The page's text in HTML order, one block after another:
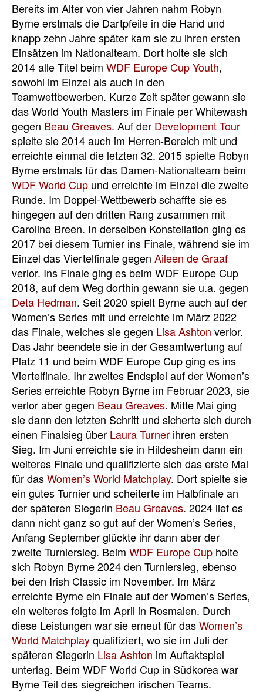
Bereits im Alter von vier Jahren nahm Robyn
Byrne erstmals die Dartpfeile in die Hand und
knapp zehn Jahre später kam sie zu ihren ersten
Einsätzen im Nationalteam. Dort holte sie sich
2014 alle Titel beim WDF Europe Cup Youth,
sowohl im Einzel als auch in den
Teamwettbewerben. Kurze Zeit später gewann sie
das World Youth Masters im Finale per Whitewash
gegen Beau Greaves. Auf der Development Tour
spielte sie 2014 auch im Herren-Bereich mit und
erreichte einmal die letzten 32. 2015 spielte Robyn
Byrne erstmals für das Damen-Nationalteam beim
WDF World Cup und erreichte im Einzel die zweite
Runde. Im Doppel-Wettbewerb schaffte sie es
hingegen auf den dritten Rang zusammen mit
Caroline Breen. In derselben Konstellation ging es
2017 bei diesem Turnier ins Finale, während sie im
Einzel das Viertelfinale gegen Aileen de Graaf
verlor. Ins Finale ging es beim WDF Europe Cup
2018, auf dem Weg dorthin gewann sie u.a. gegen
Deta Hedman. Seit 2020 spielt Byrne auch auf der
Women’s Series mit und erreichte im März 2022
das Finale, welches sie gegen Lisa Ashton verlor.
Das Jahr beendete sie in der Gesamtwertung auf
Platz 11 und beim WDF Europe Cup ging es ins
Viertelfinale. Ihr zweites Endspiel auf der Women’s
Series erreichte Robyn Byrne im Februar 2023, sie
verlor aber gegen Beau Greaves. Mitte Mai ging
sie dann den letzten Schritt und sicherte sich durch
einen Finalsieg über Laura Turner ihren ersten
Sieg. Im Juni erreichte sie in Hildesheim dann ein
weiteres Finale und qualifizierte sich das erste Mal
für dasWomen’s World Matchplay. Dort spielte sie
ein gutes Turnier und scheiterte im Halbfinale an
der späteren Siegerin Beau Greaves. 2024 lief es
dann nicht ganz so gut auf der Women’s Series,
Anfang September glückte ihr dann aber der
zweite Turniersieg. Beim WDF Europe Cup holte
sich Robyn Byrne 2024 den Turniersieg, ebenso
bei den Irish Classic im November. Im März
erreichte Byrne ein Finale auf der Women’s Series,
ein weiteres folgte im April in Rosmalen. Durch
diese Leistungen war sie erneut für dasWomen’s
World Matchplayqualifiziert, wo sie im Juli der
späteren Siegerin Lisa Ashton im Auftaktspiel
unterlag. Beim WDF World Cup in Südkorea war
Byrne Teil des siegreichen irischen Teams.